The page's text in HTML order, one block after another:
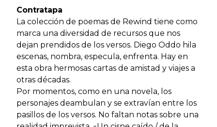
Contratapa
La colección de poemas de Rewind tiene como
marca una diversidad de recursos que nos
dejan prendidos de los versos. Diego Oddo hila
escenas, nombra, especula, enfrenta. Hay en
esta obra hermosas cartas de amistad y viajes a
otras décadas.
Por momentos, como en una novela, los
personajes deambulan y se extravían entre los
pasillos de los versos. No faltan notas sobre una